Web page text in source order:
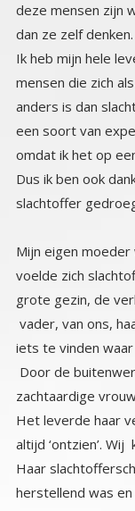
dan ze zelf denken.
Ik heb mijn hele
mensen die zich
anders is dan
een soort van
omdat ik het op een
Dus ik ben ook
slachtoffer
Mijn eigen
voelde zich
grote gezin, de
vader, van ons,
iets te vinden
Door de
zachtaardige
Het leverde haar
altijd ‘ontzien’. Wij
Haar
herstellend was en